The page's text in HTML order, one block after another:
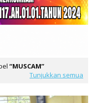
MUSCAM
Tunjukkan semua